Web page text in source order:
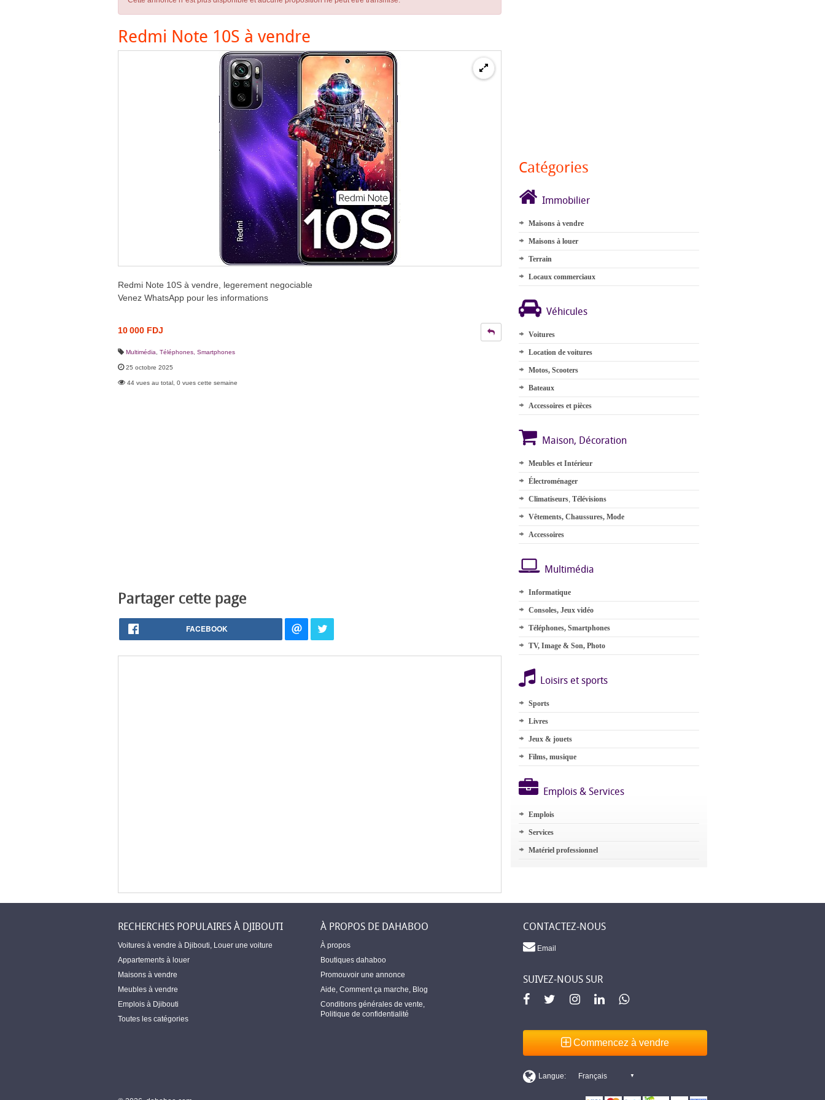
Redmi Note 10S à vendre
Redmi Note 10S à vendre, legerement negociable
Venez WhatsApp pour les informations
10 000 FDJ
Multimédia Téléphones, Smartphones
25 octobre 2025
44 vues au total, 0 vues cette semaine
Partager cette page
FACEBOOK
Catégories
Immobilier
Maisons à vendre
Maisons à louer
Terrain
Locaux commerciaux
Véhicules
Voitures
Location de voitures
Motos, Scooters
Bateaux
Accessoires et pièces
Maison, Décoration
Meubles et Intérieur
Électroménager
Climatiseurs, Télévisions
Vêtements, Chaussures, Mode
Accessoires
Multimédia
Informatique
Consoles, Jeux vidéo
Téléphones, Smartphones
TV, Image & Son, Photo
Loisirs et sports
Sports
Livres
Jeux & jouets
Films, musique
Emplois & Services
Emplois
Services
Matériel professionnel
RECHERCHES POPULAIRES À DJIBOUTI
Voitures à vendre à Djibouti Louer une voiture
Appartements à louer
Maisons à vendre
Meubles à vendre
Emplois à Djibouti
Toutes les catégories
À PROPOS DE DAHABOO
À propos
Boutiques dahaboo
Promouvoir une annonce
Aide Comment ça marche Blog
Conditions générales de vente
Politique de confidentialité
CONTACTEZ-NOUS
Email
SUIVEZ-NOUS SUR
Commencez à vendre